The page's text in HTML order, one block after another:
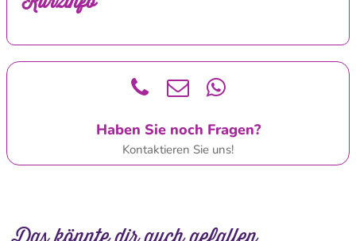
Haben Sie noch Fragen?
Kontaktieren Sie uns!